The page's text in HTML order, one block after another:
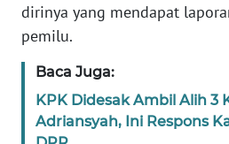
dirinya yang mendapat
pemilu.
Baca Juga:
KPK Didesak Ambil Alih 3
Adriansyah, Ini Respons
INFO
TENTANG
KAMI